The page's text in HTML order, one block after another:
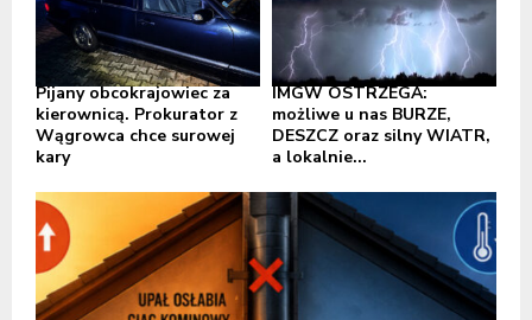
Pijany obcokrajowiec za
kierownicą. Prokurator z
Wągrowca chce surowej
kary
IMGW OSTRZEGA:
możliwe u nas BURZE,
DESZCZ oraz silny WIATR,
a lokalnie...